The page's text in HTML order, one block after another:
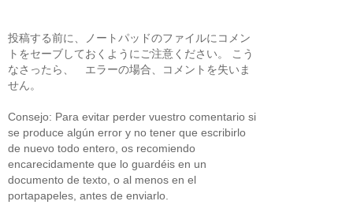
投稿する前に、ノートパッドのファイルにコメン
トをセーブしておくようにご注意ください。 こう
なさったら、 エラーの場合、コメントを失いま
せん。
Consejo: Para evitar perder vuestro comentario si
se produce algún error y no tener que escribirlo
de nuevo todo entero, os recomiendo
encarecidamente que lo guardéis en un
documento de texto, o al menos en el
portapapeles, antes de enviarlo.